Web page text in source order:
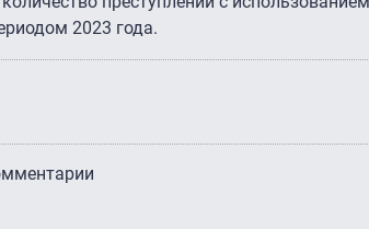
2023 года.